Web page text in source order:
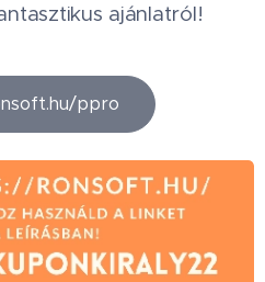
ajánlatról! 🚀
ppro